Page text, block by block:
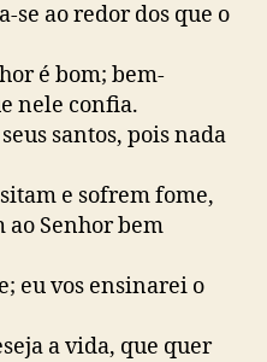
se ao redor dos que o
é bom; bem-
nele confia.
santos, pois nada
e sofrem fome,
ao Senhor bem
eu vos ensinarei o
a vida, que quer